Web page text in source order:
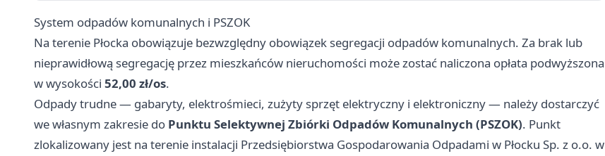
System odpadów komunalnych i PSZOK
Na terenie Płocka obowiązuje bezwzględny obowiązek segregacji odpadów komunalnych. Za brak lub
nieprawidłową segregację przez mieszkańców nieruchomości może zostać naliczona opłata podwyższona
w wysokości 52,00 zł/os.
Odpady trudne — gabaryty, elektrośmieci, zużyty sprzęt elektryczny i elektroniczny — należy dostarczyć
we własnym zakresie do Punktu Selektywnej Zbiórki Odpadów Komunalnych (PSZOK). Punkt
zlokalizowany jest na terenie instalacji Przedsiębiorstwa Gospodarowania Odpadami w Płocku Sp. z o.o. w